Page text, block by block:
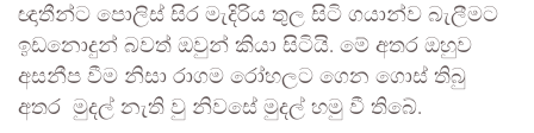
ඥාතීන්ට පොලිස් සිර මැදිරිය තුල සිටි ගයාන්ව බැලීමට
ඉඩනොදුන් බවත් ඔවුන් කියා සිටියි. මේ අතර ඔහුව
අසනීප වීම නිසා රාගම රෝහලට ගෙන ගොස් තිබු
අතර මුදල් නැති වු නිවසේ මුදල් හමු වී තිබේ.